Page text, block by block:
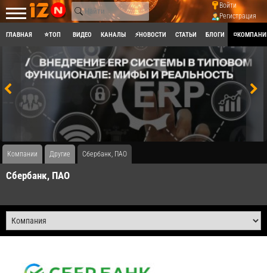
Войти
Регистрация
ГЛАВНАЯ ⭐ТОП ВИДЕО КАНАЛЫ ⚡НОВОСТИ СТАТЬИ БЛОГИ
Компании Другие Сбербанк, ПАО
Сбербанк, ПАО